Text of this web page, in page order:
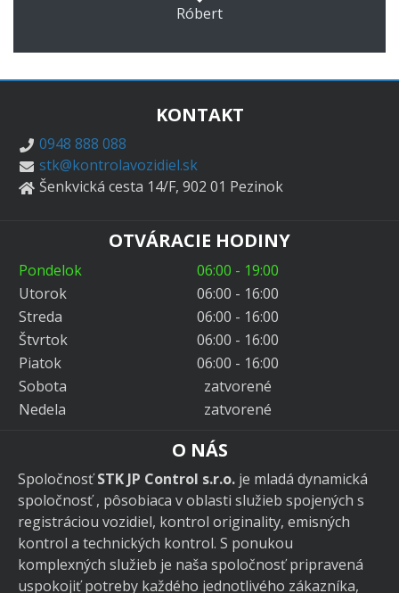
Róbert
KONTAKT
0948 888 088
stk@kontrolavozidiel.sk
Šenkvická cesta 14/F, 902 01 Pezinok
OTVÁRACIE HODINY
Pondelok
06:00 - 19:00
Utorok
06:00 - 16:00
Streda
06:00 - 16:00
Štvrtok
06:00 - 16:00
Piatok
06:00 - 16:00
Sobota
zatvorené
Nedela
zatvorené
O NÁS
SpoločnosťSTK JP Control s.r.o. je mladá dynamická
spoločnosť , pôsobiaca v oblasti služieb spojených s
registráciou vozidiel, kontrol originality, emisných
kontrol a technických kontrol. S ponukou
komplexných služieb je naša spoločnosť pripravená
uspokojiť potreby každého jednotlivého zákazníka,